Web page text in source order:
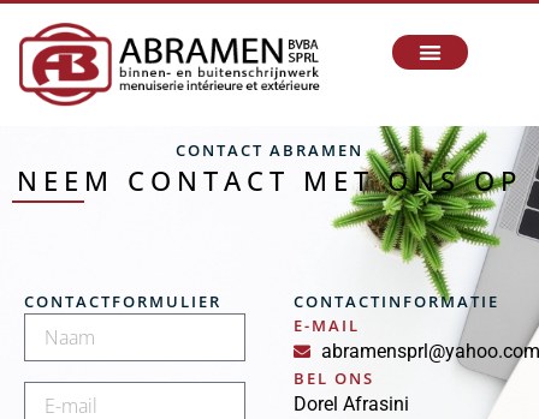
CONTACT ABRAMEN
NEEM CONTACT MET ONS OP
CONTACTFORMULIER
CONTACTINFORMATIE
E-MAIL
abramensprl@yahoo.com
BEL ONS
Dorel Afrasini